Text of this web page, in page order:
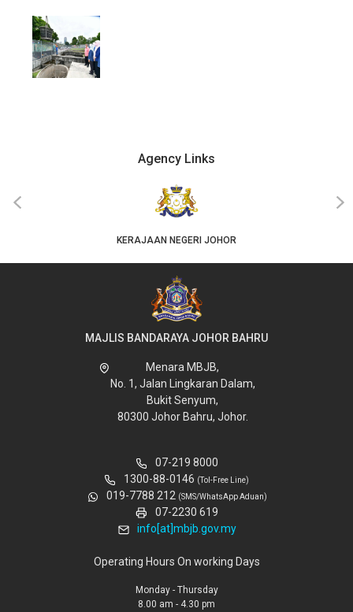
Agency Links
KERAJAAN NEGERI JOHOR
‹ ›
MAJLIS BANDARAYA JOHOR BAHRU
Menara MBJB,
No. 1, Jalan Lingkaran Dalam,
Bukit Senyum,
80300 Johor Bahru, Johor.
07-219 8000
1300-88-0146 (Tol-Free Line)
019-7788 212 (SMS/WhatsApp Aduan)
07-2230 619
info[at]mbjb.gov.my
Operating Hours On working Days
Monday - Thursday
8.00 am - 4.30 pm